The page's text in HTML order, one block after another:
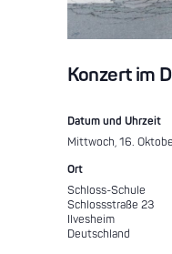
Konzert im
Datum und Uhrzeit
Mittwoch, 16.
Ort
Schloss-Schule
Schlossstraße 23
Ilvesheim
Deutschland